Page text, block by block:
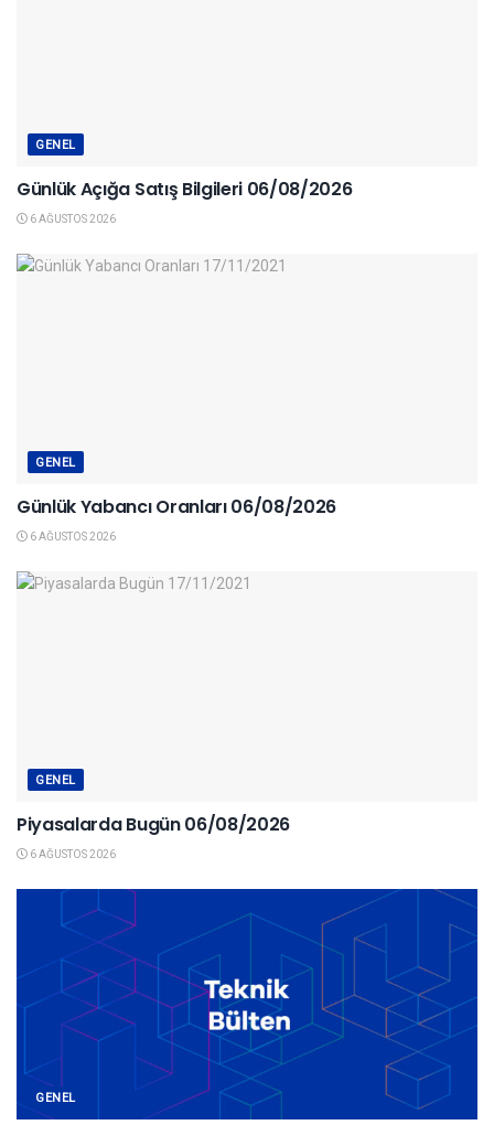
GENEL
Günlük Açığa Satış Bilgileri 06/08/2026
6 AĞUSTOS 2026
GENEL
Günlük Yabancı Oranları 06/08/2026
6 AĞUSTOS 2026
GENEL
Piyasalarda Bugün 06/08/2026
6 AĞUSTOS 2026
GENEL